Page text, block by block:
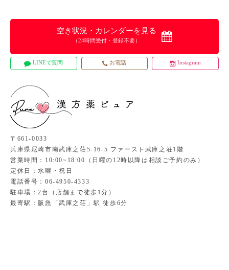
〒661-0033
兵庫県尼崎市南武庫之荘5-16-5 ファースト武庫之荘1階
営業時間：10:00~18:00（日曜の12時以降は相談ご予約のみ）
定休日：水曜・祝日
電話番号：06-4950-4333
駐車場：2台（店舗まで徒歩1分）
最寄駅：阪急「武庫之荘」駅 徒歩6分
空き状況・カレンダーを見る
（24時間受付・登録不要）
LINEで質問 お電話 Instagram